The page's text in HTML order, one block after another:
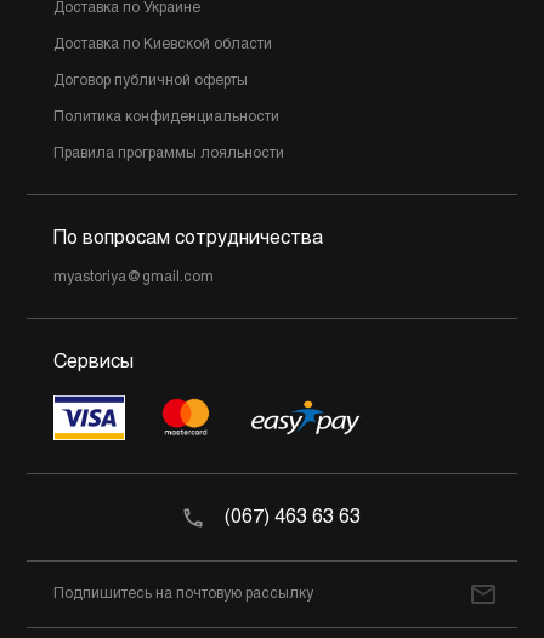
Доставка по Украине
Доставка по Киевской области
Договор публичной оферты
Политика конфиденциальности
Правила программы лояльности
По вопросам сотрудничества
myastoriya@gmail.com
Сервисы
(067) 463 63 63